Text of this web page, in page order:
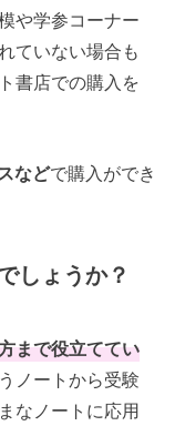
や学参コーナー
ていない場合も
書店での購入を
などで購入ができ
しょうか？
まで役立ててい
ノートから受験
なノートに応用